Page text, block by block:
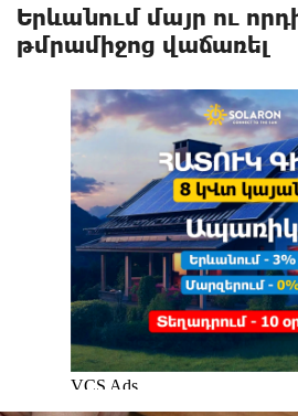
Երևանում մայր ու
թմրամիջոց վաճառել